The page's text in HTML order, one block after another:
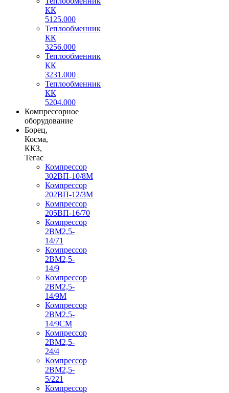
КК
5125.000
Теплообменник
КК
3256.000
Теплообменник
КК
3231.000
Теплообменник
КК
5204.000
Компрессорное
оборудование
Борец,
Косма,
ККЗ,
Тегас
Компрессор
302ВП-10/8М
Компрессор
202ВП-12/3М
Компрессор
205ВП-16/70
Компрессор
2ВМ2,5-
14/71
Компрессор
2ВМ2,5-
14/9
Компрессор
2ВМ2,5-
14/9М
Компрессор
2ВМ2,5-
14/9СМ
Компрессор
2ВМ2,5-
24/4
Компрессор
2ВМ2,5-
5/221
Компрессор